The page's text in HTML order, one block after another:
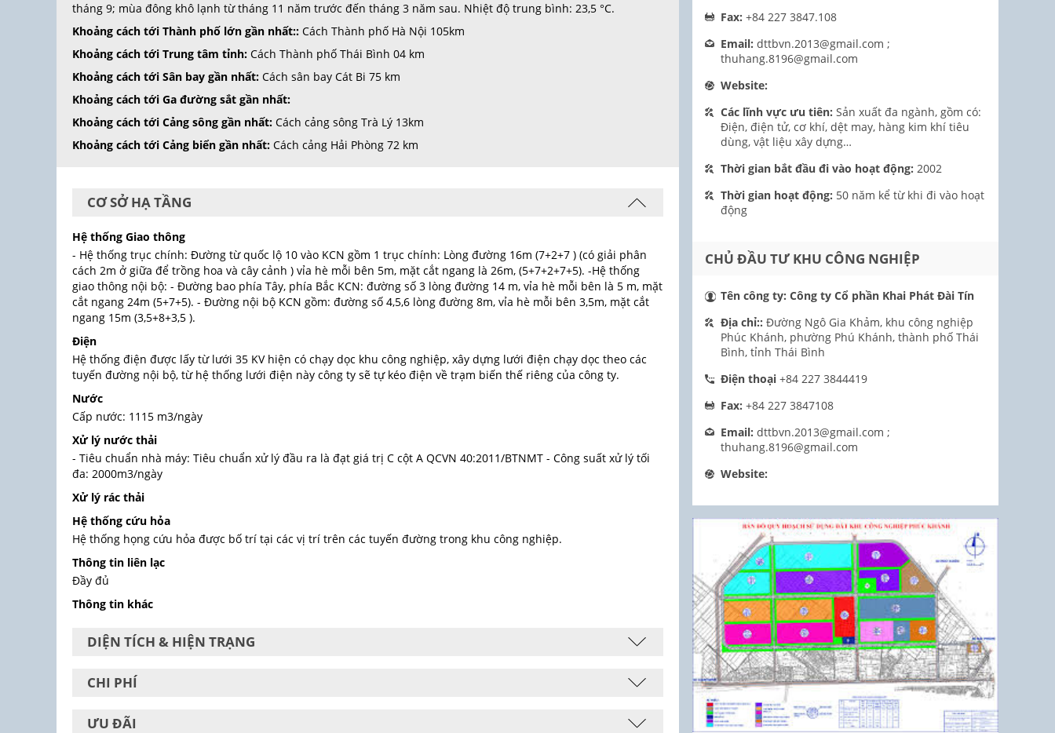
tháng 9; mùa đông khô lạnh từ tháng 11 năm trước đến tháng 3 năm sau. Nhiệt độ trung bình: 23,5 °C.
Khoảng cách tới Thành phố lớn gần nhất:: Cách Thành phố Hà Nội 105km
Khoảng cách tới Trung tâm tỉnh: Cách Thành phố Thái Bình 04 km
Khoảng cách tới Sân bay gần nhất: Cách sân bay Cát Bi 75 km
Khoảng cách tới Ga đường sắt gần nhất:
Khoảng cách tới Cảng sông gần nhất: Cách cảng sông Trà Lý 13km
Khoảng cách tới Cảng biển gần nhất: Cách cảng Hải Phòng 72 km
CƠ SỞ HẠ TẦNG
Hệ thống Giao thông
- Hệ thống trục chính: Đường từ quốc lộ 10 vào KCN gồm 1 trục chính: Lòng đường 16m (7+2+7 ) (có giải phân
cách 2m ở giữa để trồng hoa và cây cảnh ) vỉa hè mỗi bên 5m, mặt cắt ngang là 26m, (5+7+2+7+5). -Hệ thống
giao thông nội bộ: - Đường bao phía Tây, phía Bắc KCN: đường số 3 lòng đường 14 m, vỉa hè mỗi bên là 5 m, mặt
cắt ngang 24m (5+7+5). - Đường nội bộ KCN gồm: đường số 4,5,6 lòng đường 8m, vỉa hè mỗi bên 3,5m, mặt cắt
ngang 15m (3,5+8+3,5 ).
Điện
Hệ thống điện được lấy từ lưới 35 KV hiện có chạy dọc khu công nghiệp, xây dựng lưới điện chạy dọc theo các
tuyến đường nội bộ, từ hệ thống lưới điện này công ty sẽ tự kéo điện về trạm biến thế riêng của công ty.
Nước
Cấp nước: 1115 m3/ngày
Xử lý nước thải
- Tiêu chuẩn nhà máy: Tiêu chuẩn xử lý đầu ra là đạt giá trị C cột A QCVN 40:2011/BTNMT - Công suất xử lý tối
đa: 2000m3/ngày
Xử lý rác thải
Hệ thống cứu hỏa
Hệ thống họng cứu hỏa được bố trí tại các vị trí trên các tuyến đường trong khu công nghiệp.
Thông tin liên lạc
Đầy đủ
Thông tin khác
DIỆN TÍCH & HIỆN TRẠNG
CHI PHÍ
ƯU ĐÃI
Fax: +84 227 3847.108
Email: dttbvn.2013@gmail.com ;
thuhang.8196@gmail.com
Website:
Các lĩnh vực ưu tiên: Sản xuất đa ngành, gồm có:
Điện, điện tử, cơ khí, dệt may, hàng kim khí tiêu
dùng, vật liệu xây dựng…
Thời gian bắt đầu đi vào hoạt động: 2002
Thời gian hoạt động: 50 năm kể từ khi đi vào hoạt
động
CHỦ ĐẦU TƯ KHU CÔNG NGHIỆP
Tên công ty: Công ty Cổ phần Khai Phát Đài Tín
Địa chỉ:: Đường Ngô Gia Khảm, khu công nghiệp
Phúc Khánh, phường Phú Khánh, thành phố Thái
Bình, tỉnh Thái Bình
Điện thoại +84 227 3844419
Fax: +84 227 3847108
Email: dttbvn.2013@gmail.com ;
thuhang.8196@gmail.com
Website: